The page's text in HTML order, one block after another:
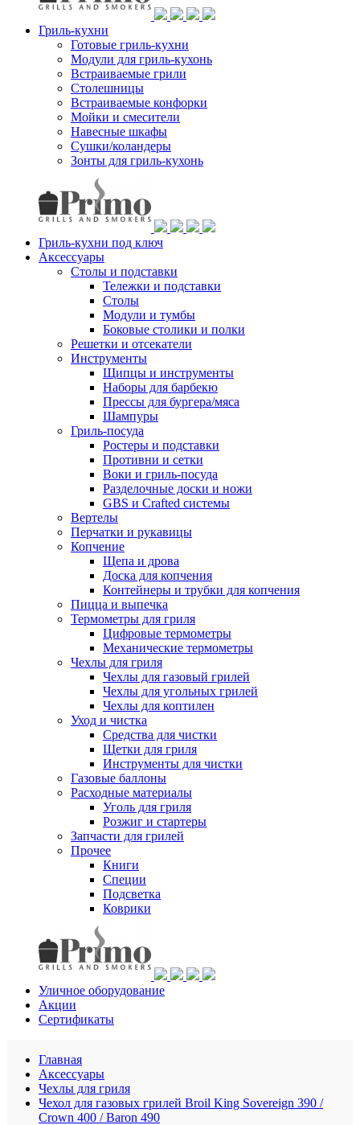
Гриль-кухни
Готовые гриль-кухни
Модули для гриль-кухонь
Встраиваемые грили
Столешницы
Встраиваемые конфорки
Мойки и смесители
Навесные шкафы
Сушки/коландеры
Зонты для гриль-кухонь
Гриль-кухни под ключ
Аксессуары
Столы и подставки
Тележки и подставки
Столы
Модули и тумбы
Боковые столики и полки
Решетки и отсекатели
Инструменты
Щипцы и инструменты
Наборы для барбекю
Прессы для бургера/мяса
Шампуры
Гриль-посуда
Ростеры и подставки
Противни и сетки
Воки и гриль-посуда
Разделочные доски и ножи
GBS и Crafted системы
Вертелы
Перчатки и рукавицы
Копчение
Щепа и дрова
Доска для копчения
Контейнеры и трубки для копчения
Пицца и выпечка
Термометры для гриля
Цифровые термометры
Механические термометры
Чехлы для гриля
Чехлы для газовый грилей
Чехлы для угольных грилей
Чехлы для коптилен
Уход и чистка
Средства для чистки
Щетки для гриля
Инструменты для чистки
Газовые баллоны
Расходные материалы
Уголь для гриля
Розжиг и стартеры
Запчасти для грилей
Прочее
Книги
Специи
Подсветка
Коврики
Уличное оборудование
Акции
Сертификаты
Главная
Аксессуары
Чехлы для гриля
Чехол для газовых грилей Broil King Sovereign 390 /
Crown 400 / Baron 490